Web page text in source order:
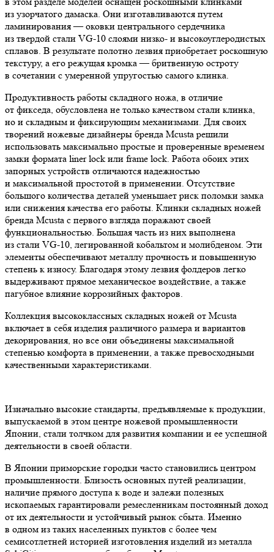
из узорчатого дамаска. Они изготавливаются путем
ламинирования — оковки центрального сердечника
из твердой стали VG-10 слоями низко- и высокоуглеродистых
сплавов. В результате полотно лезвия приобретает роскошную
текстуру, а его режущая кромка — бритвенную остроту
в сочетании с умеренной упругостью самого клинка.
Продуктивность работы складного ножа, в отличие
от фикседа, обусловлена не только качеством стали клинка,
но и складным и фиксирующим механизмами. Для своих
творений ножевые дизайнеры бренда Mcusta решили
использовать максимально простые и проверенные временем
замки формата liner lock или frame lock. Работа обоих этих
запорных устройств отличаются надежностью
и максимальной простотой в применении. Отсутствие
большого количества деталей уменьшает риск поломки замка
или снижения качества его работы. Клинки складных ножей
бренда Mcusta с первого взгляда поражают своей
функциональностью. Большая часть из них выполнена
из стали VG-10, легированной кобальтом и молибденом. Эти
элементы обеспечивают металлу прочность и повышенную
степень к износу. Благодаря этому лезвия фолдеров легко
выдерживают прямое механическое воздействие, а также
пагубное влияние коррозийных факторов.
Коллекция высококлассных складных ножей от Mcusta
включает в себя изделия различного размера и вариантов
декорирования, но все они объединены максимальной
степенью комфорта в применении, а также превосходными
качественными характеристиками.
Изначально высокие стандарты, предъявляемые к продукции,
выпускаемой в этом центре ножевой промышленности
Японии, стали толчком для развития компании и ее успешной
деятельности в своей области.
В Японии приморские городки часто становились центром
промышленности. Близость основных путей реализации,
наличие прямого доступа к воде и залежи полезных
ископаемых гарантировали ремесленникам постоянный доход
от их деятельности и устойчивый рынок сбыта. Именно
в одном из таких населенных пунктов с более чем
семисотлетней историей изготовления изделий из металла